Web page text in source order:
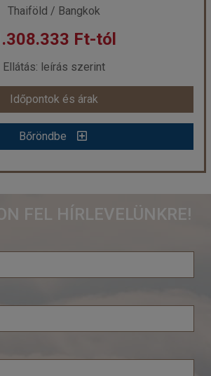
Thaiföld / Bangkok
Ft-tól
Ellátás: leírás szerint
Időpontok és árak
Bőröndbe
Város:Bangkok
Időtartam:13 éj
FEL HÍRLEVELÜNKRE!